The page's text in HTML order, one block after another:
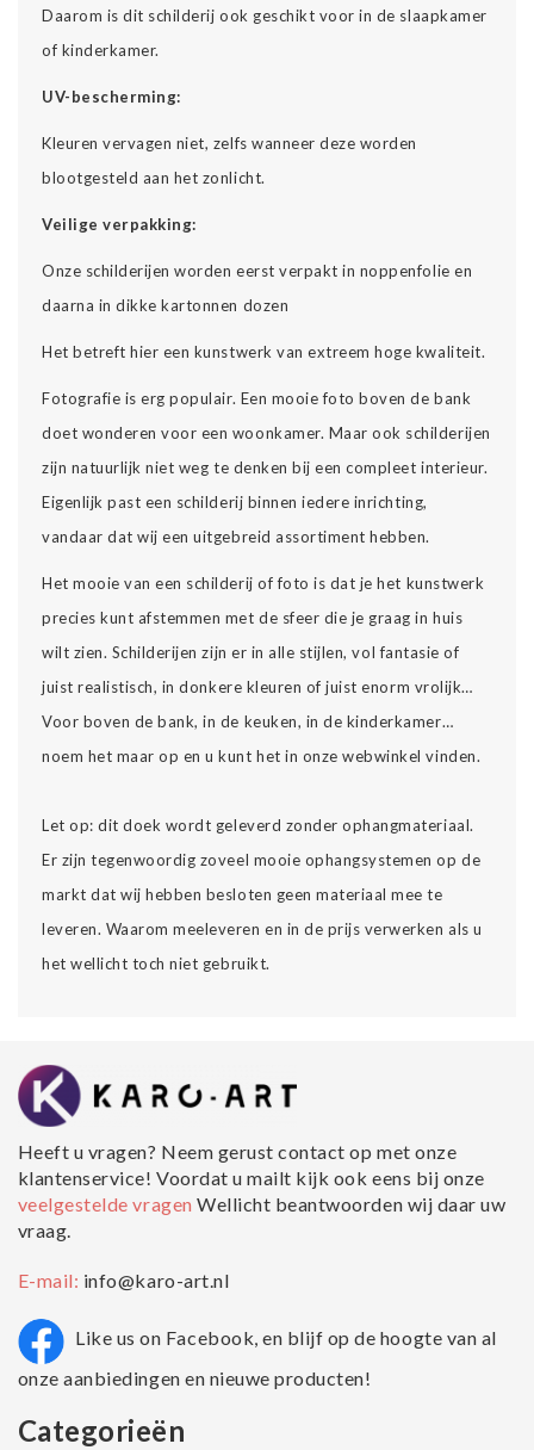
Daarom is dit schilderij ook geschikt voor in de slaapkamer
of kinderkamer.
UV-bescherming:
Kleuren vervagen niet, zelfs wanneer deze worden
blootgesteld aan het zonlicht.
Veilige verpakking:
Onze schilderijen worden eerst verpakt in noppenfolie en
daarna in dikke kartonnen dozen
Het betreft hier een kunstwerk van extreem hoge kwaliteit.
Fotografie is erg populair. Een mooie foto boven de bank
doet wonderen voor een woonkamer. Maar ook schilderijen
zijn natuurlijk niet weg te denken bij een compleet interieur.
Eigenlijk past een schilderij binnen iedere inrichting,
vandaar dat wij een uitgebreid assortiment hebben.
Het mooie van een schilderij of foto is dat je het kunstwerk
precies kunt afstemmen met de sfeer die je graag in huis
wilt zien. Schilderijen zijn er in alle stijlen, vol fantasie of
juist realistisch, in donkere kleuren of juist enorm vrolijk…
Voor boven de bank, in de keuken, in de kinderkamer…
noem het maar op en u kunt het in onze webwinkel vinden.
Let op: dit doek wordt geleverd zonder ophangmateriaal.
Er zijn tegenwoordig zoveel mooie ophangsystemen op de
markt dat wij hebben besloten geen materiaal mee te
leveren. Waarom meeleveren en in de prijs verwerken als u
het wellicht toch niet gebruikt.
Heeft u vragen? Neem gerust contact op met onze
klantenservice! Voordat u mailt kijk ook eens bij onze
veelgestelde vragenWellicht beantwoorden wij daar uw
vraag.
E-mail: info@karo-art.nl
Like us on Facebook, en blijf op de hoogte van al
onze aanbiedingen en nieuwe producten!
Categorieën